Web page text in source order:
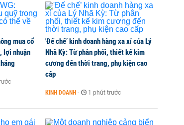
năm 2026
hoạch kinh doanh 2026
tục
mua cổ
lợi nhuận
'Đế chế’ kinh doanh hàng xa xỉ của Lý
Nhã Kỳ: Từ phân phối, thiết kế kim
cương đến thời trang, phụ kiện cao
cấp
KINH DOANH - 1 phút trước